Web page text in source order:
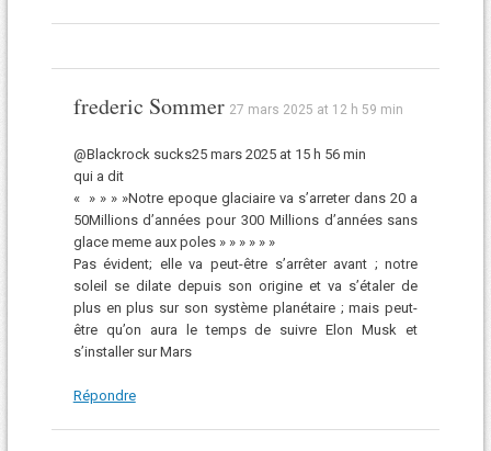
frederic Sommer 27 mars 2025 at 12 h 59 min
@Blackrock sucks25 mars 2025 at 15 h 56 min
qui a dit
« » » » »Notre epoque glaciaire va s’arreter dans 20 a
50Millions d’années pour 300 Millions d’années sans
glace meme aux poles » » » » » »
Pas évident; elle va peut-être s’arrêter avant ; notre
soleil se dilate depuis son origine et va s’étaler de
plus en plus sur son système planétaire ; mais peut-
être qu’on aura le temps de suivre Elon Musk et
s’installer sur Mars
Répondre